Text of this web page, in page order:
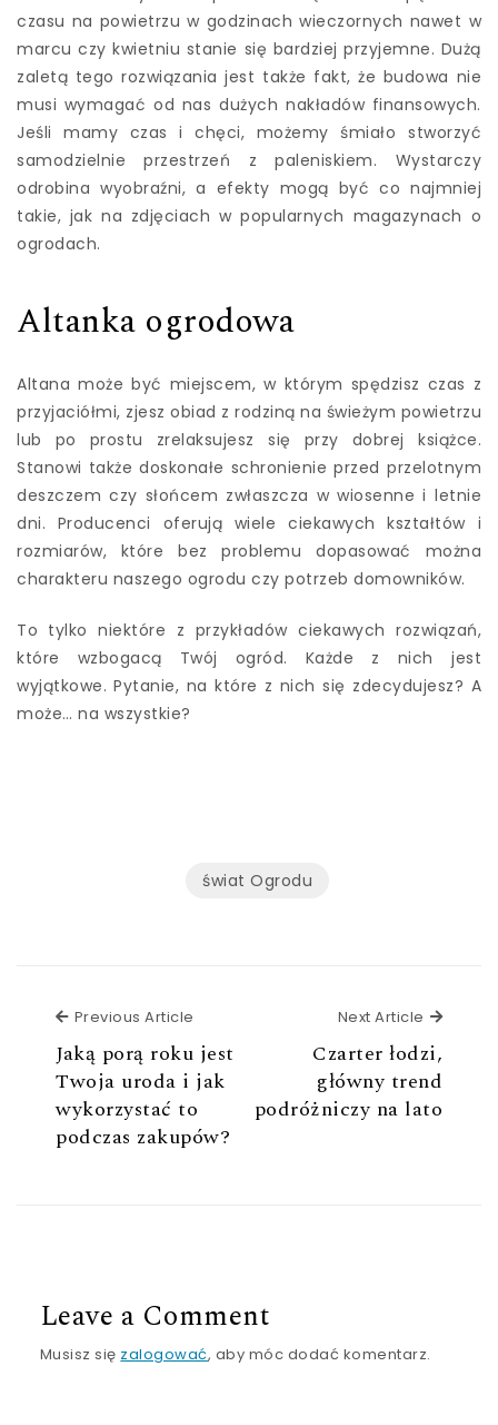
czasu na powietrzu w godzinach wieczornych nawet w
marcu czy kwietniu stanie się bardziej przyjemne. Dużą
zaletą tego rozwiązania jest także fakt, że budowa nie
musi wymagać od nas dużych nakładów finansowych.
Jeśli mamy czas i chęci, możemy śmiało stworzyć
samodzielnie przestrzeń z paleniskiem. Wystarczy
odrobina wyobraźni, a efekty mogą być co najmniej
takie, jak na zdjęciach w popularnych magazynach o
ogrodach.
Altanka ogrodowa
Altana może być miejscem, w którym spędzisz czas z
przyjaciółmi, zjesz obiad z rodziną na świeżym powietrzu
lub po prostu zrelaksujesz się przy dobrej książce.
Stanowi także doskonałe schronienie przed przelotnym
deszczem czy słońcem zwłaszcza w wiosenne i letnie
dni. Producenci oferują wiele ciekawych kształtów i
rozmiarów, które bez problemu dopasować można
charakteru naszego ogrodu czy potrzeb domowników.
To tylko niektóre z przykładów ciekawych rozwiązań,
które wzbogacą Twój ogród. Każde z nich jest
wyjątkowe. Pytanie, na które z nich się zdecydujesz? A
może… na wszystkie?
świat Ogrodu
Previous Article
Jaką porą roku jest
Twoja uroda i jak
wykorzystać to
podczas zakupów?
Next Article Next
Czarter łodzi,
główny trend
podróżniczy na lato
Leave a Comment
Musisz się zalogować, aby móc dodać komentarz.